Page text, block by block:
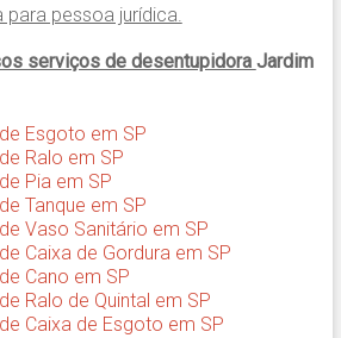
para pessoa jurídica.
serviços de desentupidora Jardim
Esgoto em SP
Ralo em SP
Pia em SP
Tanque em SP
Vaso Sanitário em SP
Caixa de Gordura em SP
Cano em SP
Ralo de Quintal em SP
Caixa de Esgoto em SP